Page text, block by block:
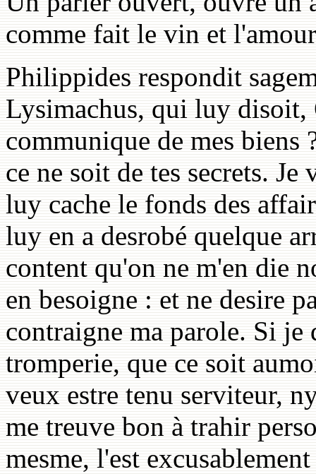
comme fait le vin et
Philippides respondit
Lysimachus, qui luy disoit,
communique de mes biens
ce ne soit de tes secrets.
luy cache le fonds des
luy en a desrobé quelque
content qu'on ne m'en die
en besoigne : et ne desire
contraigne ma parole. Si
tromperie, que ce soit
veux estre tenu serviteur,
me treuve bon à trahir
mesme, l'est